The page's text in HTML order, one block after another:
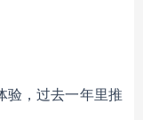
验，过去一年里推